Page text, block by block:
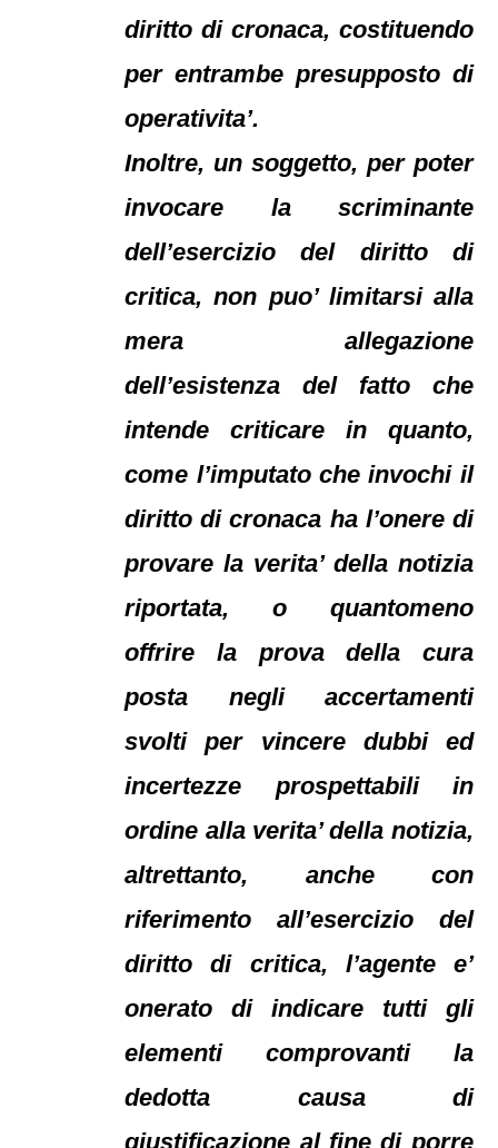
diritto di cronaca, costituendo
per entrambe presupposto di
operativita’.
Inoltre, un soggetto, per poter
invocare la scriminante
dell’esercizio del diritto di
critica, non puo’ limitarsi alla
mera allegazione
dell’esistenza del fatto che
intende criticare in quanto,
come l’imputato che invochi il
diritto di cronaca ha l’onere di
provare la verita’ della notizia
riportata, o quantomeno
offrire la prova della cura
posta negli accertamenti
svolti per vincere dubbi ed
incertezze prospettabili in
ordine alla verita’ della notizia,
altrettanto, anche con
riferimento all’esercizio del
diritto di critica, l’agente e’
onerato di indicare tutti gli
elementi comprovanti la
dedotta causa di
giustificazione al fine di porre